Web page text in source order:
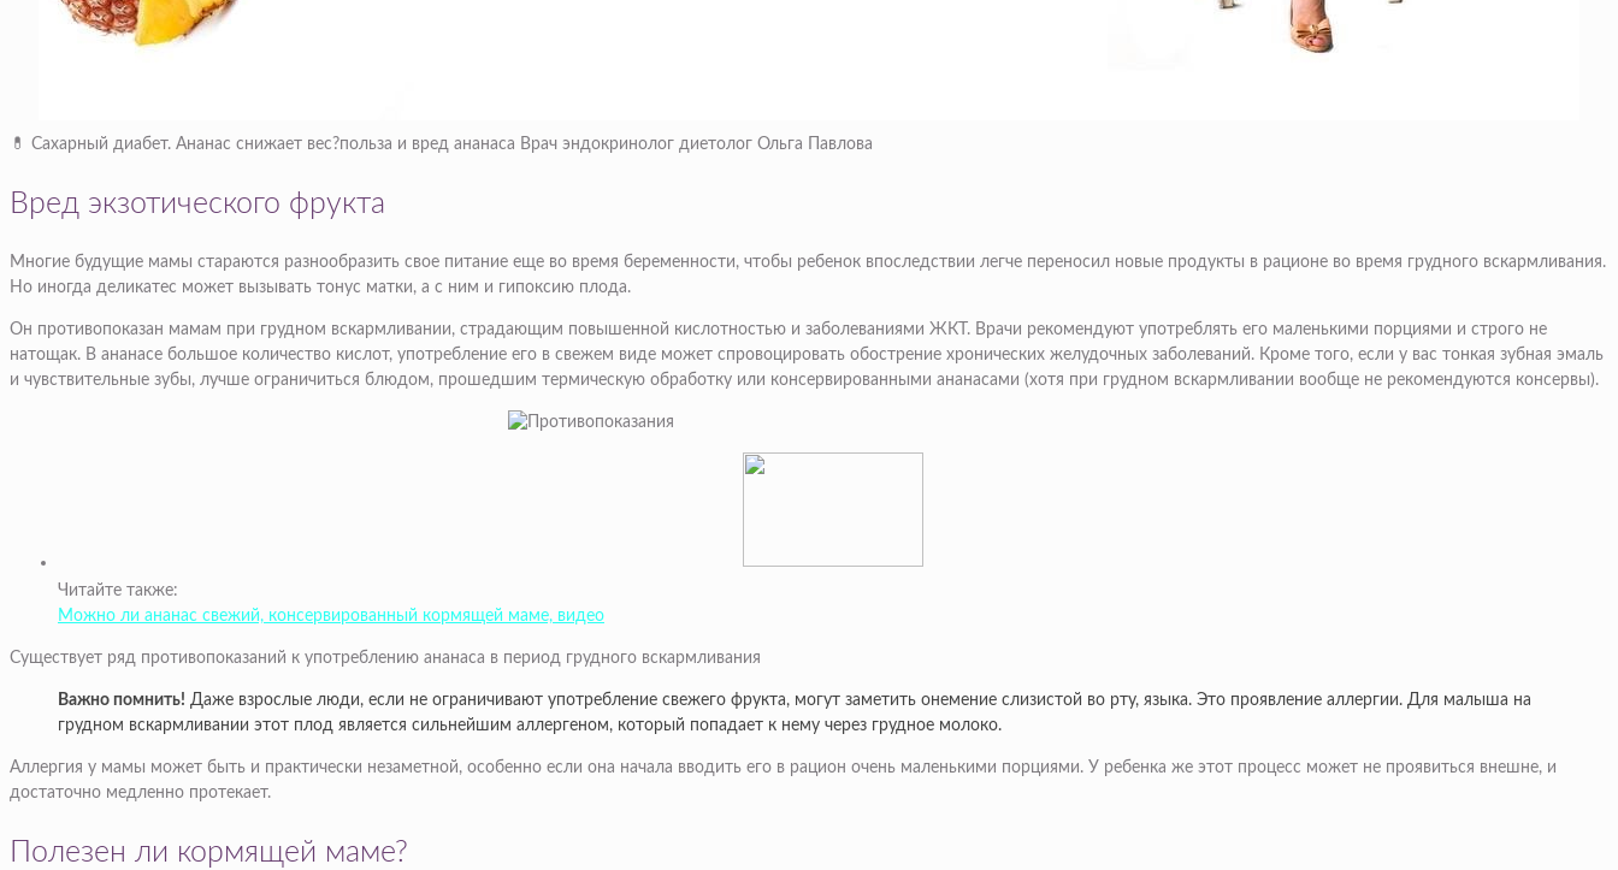
💊 Сахарный диабет. Ананас снижает вес?польза и вред ананаса Врач эндокринолог диетолог Ольга Павлова
Вред экзотического фрукта
Многие будущие мамы стараются разнообразить свое питание еще во время беременности, чтобы ребенок впоследствии легче переносил новые продукты в рационе во время грудного вскармливания.
Но иногда деликатес может вызывать тонус матки, а с ним и гипоксию плода.
Он противопоказан мамам при грудном вскармливании, страдающим повышенной кислотностью и заболеваниями ЖКТ. Врачи рекомендуют употреблять его маленькими порциями и строго не
натощак. В ананасе большое количество кислот, употребление его в свежем виде может спровоцировать обострение хронических желудочных заболеваний. Кроме того, если у вас тонкая зубная эмаль
и чувствительные зубы, лучше ограничиться блюдом, прошедшим термическую обработку или консервированными ананасами (хотя при грудном вскармливании вообще не рекомендуются консервы).
Читайте также:
Можно ли ананас свежий, консервированный кормящей маме, видео
Существует ряд противопоказаний к употреблению ананаса в период грудного вскармливания
Важно помнить! Даже взрослые люди, если не ограничивают употребление свежего фрукта, могут заметить онемение слизистой во рту, языка. Это проявление аллергии. Для малыша на
грудном вскармливании этот плод является сильнейшим аллергеном, который попадает к нему через грудное молоко.
Аллергия у мамы может быть и практически незаметной, особенно если она начала вводить его в рацион очень маленькими порциями. У ребенка же этот процесс может не проявиться внешне, и
достаточно медленно протекает.
Полезен ли кормящей маме?